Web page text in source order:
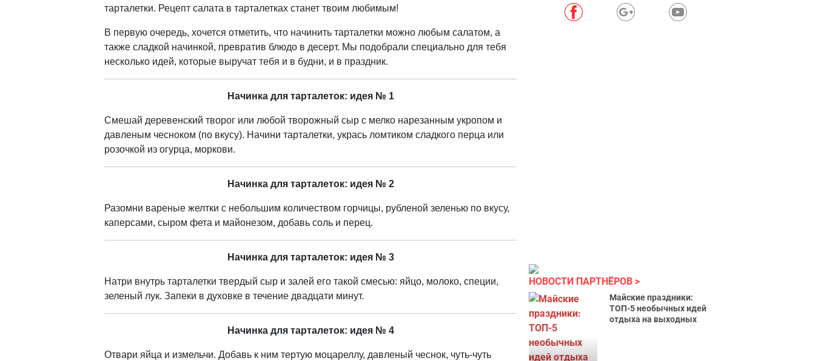
тарталетки. Рецепт салата в тарталетках станет твоим любимым!
В первую очередь, хочется отметить, что начинить тарталетки можно любым салатом, а
также сладкой начинкой, превратив блюдо в десерт. Мы подобрали специально для тебя
несколько идей, которые выручат тебя и в будни, и в праздник.
Начинка для тарталеток: идея № 1
Смешай деревенский творог или любой творожный сыр с мелко нарезанным укропом и
давленым чесноком (по вкусу). Начини тарталетки, укрась ломтиком сладкого перца или
розочкой из огурца, моркови.
Начинка для тарталеток: идея № 2
Разомни вареные желтки с небольшим количеством горчицы, рубленой зеленью по вкусу,
каперсами, сыром фета и майонезом, добавь соль и перец.
Начинка для тарталеток: идея № 3
Натри внутрь тарталетки твердый сыр и залей его такой смесью: яйцо, молоко, специи,
зеленый лук. Запеки в духовке в течение двадцати минут.
Начинка для тарталеток: идея № 4
Отвари яйца и измельчи. Добавь к ним тертую моцареллу, давленый чеснок, чуть-чуть
НОВОСТИ ПАРТНЁРОВ
Майские праздники:
ТОП-5 необычных идей
отдыха на выходных